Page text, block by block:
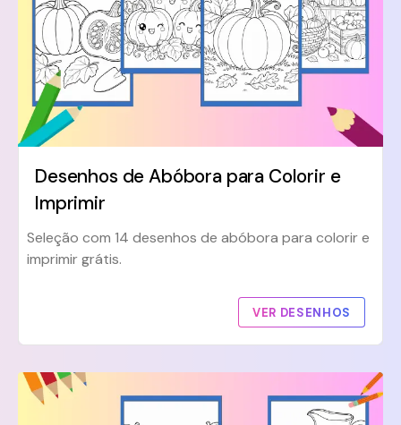
Desenhos de Abóbora para Colorir e
Imprimir
Seleção com 14 desenhos de abóbora para colorir e
imprimir grátis.
VER DESENHOS